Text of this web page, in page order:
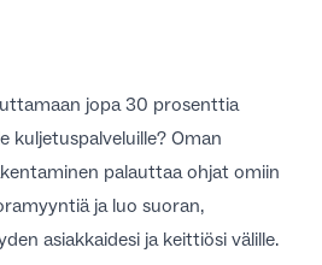
FI
jopa 30 prosenttia
kuljetuspalveluille? Oman
palauttaa ohjat omiin
ja luo suoran,
asiakkaidesi ja keittiösi välille.